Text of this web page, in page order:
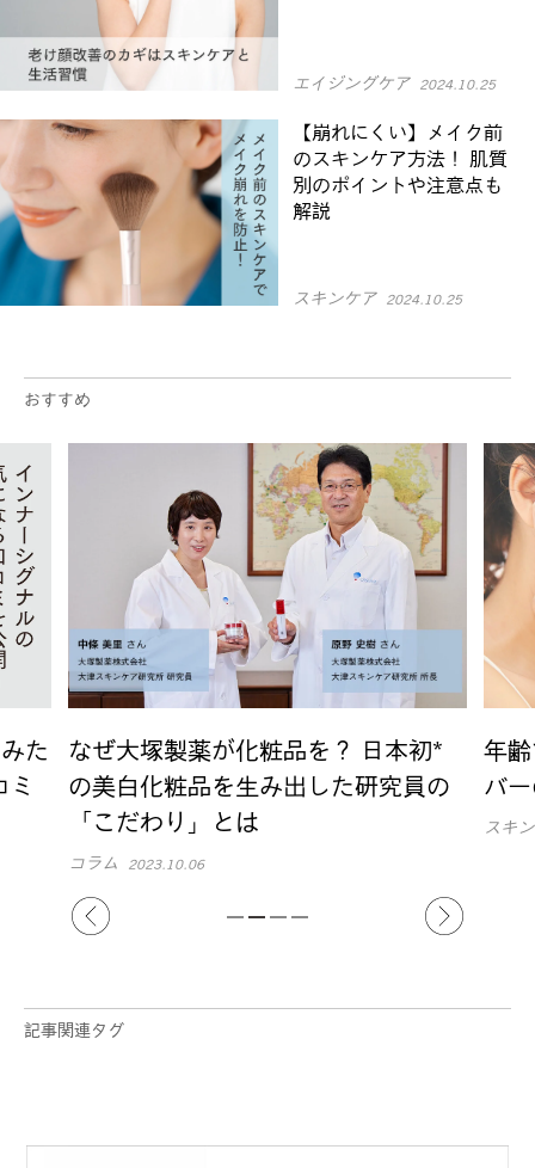
エイジングケア 2024.10.25
【崩れにくい】メイク前
のスキンケア方法！ 肌質
別のポイントや注意点も
解説
スキンケア 2024.10.25
おすすめ
*
年齢でも違う！？正常なターンオー
バーの周期とは？
スキンケア 2022.06.03
シ
いて
シミ
記事関連タグ